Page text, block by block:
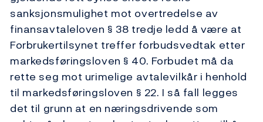
sanksjonsmulighet mot overtredelse av
finansavtaleloven § 38 tredje ledd å være at
Forbrukertilsynet treffer forbudsvedtak etter
markedsføringsloven § 40. Forbudet må da
rette seg mot urimelige avtalevilkår i henhold
til markedsføringsloven § 22. I så fall legges
det til grunn at en næringsdrivende som